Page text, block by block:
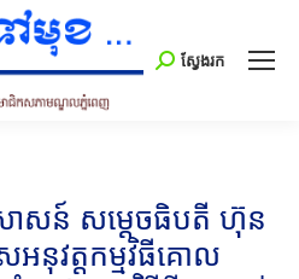
Search:
ស្វែងរក
ាសន៍ សម្ដេចធិបតី ហ៊ុន
នុវត្តកម្មវិធីគោល